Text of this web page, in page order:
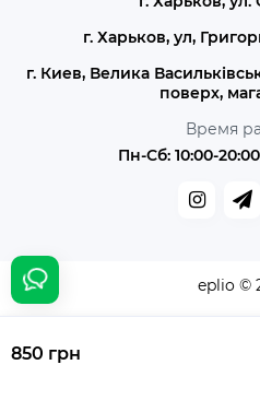
850 грн
г. Харьков, ул,
г. Киев, Велика
поверх,
Время
Пн-Сб: 10:00-
eplio ©